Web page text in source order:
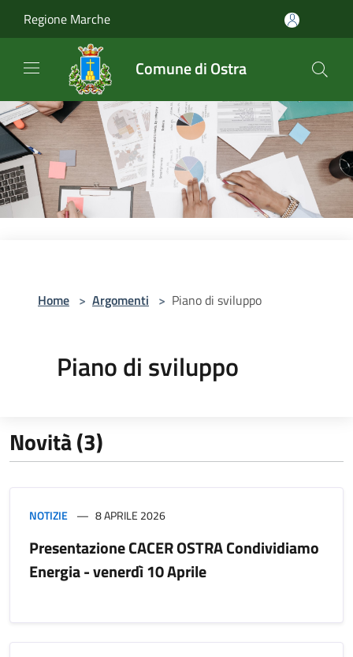
Regione Marche
Comune di Ostra
Home > Argomenti > Piano di sviluppo
Piano di sviluppo
Novità (3)
NOTIZIE 8 APRILE 2026
Presentazione CACER OSTRA Condividiamo
Energia - venerdì 10 Aprile